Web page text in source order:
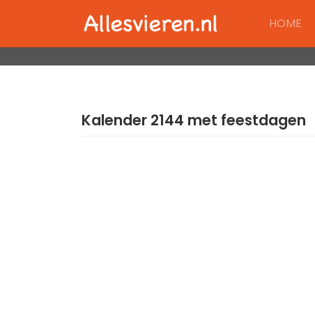
HOME
Kalender 2144 met feestdagen